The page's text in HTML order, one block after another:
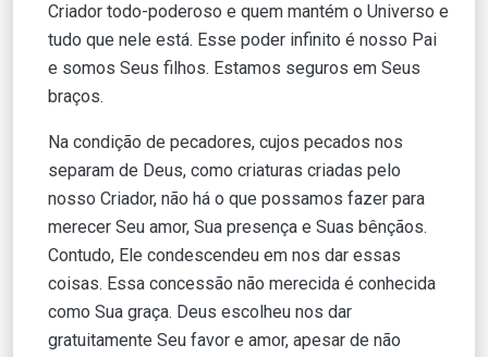
Criador todo-poderoso e quem mantém o Universo e
tudo que nele está. Esse poder infinito é nosso Pai
e somos Seus filhos. Estamos seguros em Seus
braços.
Na condição de pecadores, cujos pecados nos
separam de Deus, como criaturas criadas pelo
nosso Criador, não há o que possamos fazer para
merecer Seu amor, Sua presença e Suas bênçãos.
Contudo, Ele condescendeu em nos dar essas
coisas. Essa concessão não merecida é conhecida
como Sua graça. Deus escolheu nos dar
gratuitamente Seu favor e amor, apesar de não